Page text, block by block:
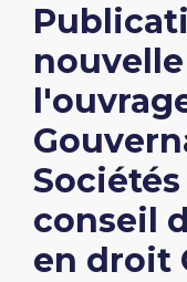
conseil
en droit